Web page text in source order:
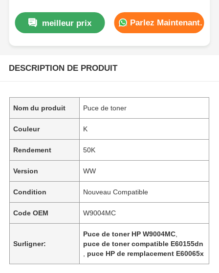
meilleur prix Parlez Maintenant.
DESCRIPTION DE PRODUIT
Nom du produit Puce de toner
Couleur K
Rendement 50K
Version WW
Condition Nouveau Compatible
Code OEM W9004MC
Surligner:
Puce de toner HP W9004MC
puce de toner compatible E60155dn
puce HP de remplacement E60065x